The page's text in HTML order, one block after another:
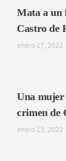
Mata a un
Castro de
enero 17, 2022
Una
crimen de
enero 13, 2022